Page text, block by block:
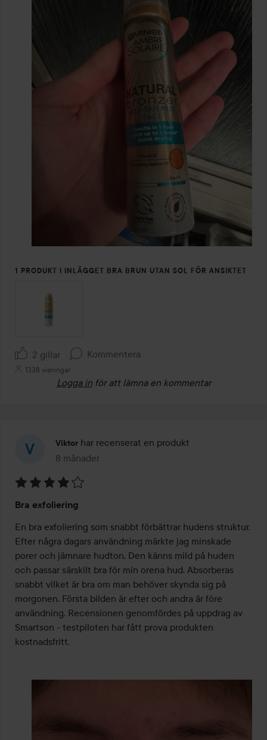
1 PRODUKT I INLÄGGET BRA BRUN UTAN SOL FÖR ANSIKTET
2 gillar Kommentera
1338 visningar
Logga in för att lämna en kommentar
Viktor har recenserat en produkt
8 månader
Inlägget skapades 8 månader
4
av
5
Bra exfoliering
En bra exfoliering som snabbt förbättrar hudens struktur.
Efter några dagars användning märkte jag minskade
porer och jämnare hudton. Den känns mild på huden
och passar särskilt bra för min orena hud. Absorberas
snabbt vilket är bra om man behöver skynda sig på
morgonen. Första bilden är efter och andra är före
användning. Recensionen genomfördes på uppdrag av
Smartson - testpiloten har fått prova produkten
kostnadsfritt.